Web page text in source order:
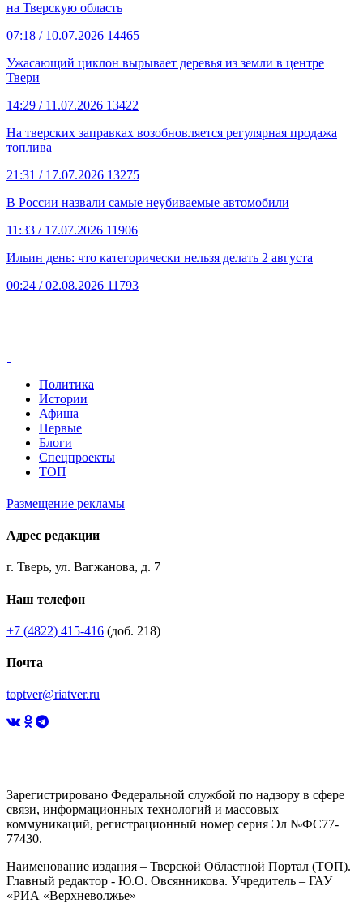
на Тверскую область
07:18 / 10.07.2026 14465
Ужасающий циклон вырывает деревья из земли в центре
Твери
14:29 / 11.07.2026 13422
На тверских заправках возобновляется регулярная продажа
топлива
21:31 / 17.07.2026 13275
В России назвали самые неубиваемые автомобили
11:33 / 17.07.2026 11906
Ильин день: что категорически нельзя делать 2 августа
00:24 / 02.08.2026 11793
Политика
Истории
Афиша
Первые
Блоги
Спецпроекты
ТОП
Размещение рекламы
Адрес редакции
г. Тверь, ул. Вагжанова, д. 7
Наш телефон
+7 (4822) 415-416 (доб. 218)
Почта
toptver@riatver.ru
Зарегистрировано Федеральной службой по надзору в сфере
связи, информационных технологий и массовых
коммуникаций, регистрационный номер серия Эл №ФС77-
77430.
Наименование издания – Тверской Областной Портал (ТОП).
Главный редактор - Ю.О. Овсянникова. Учредитель – ГАУ
«РИА «Верхневолжье»